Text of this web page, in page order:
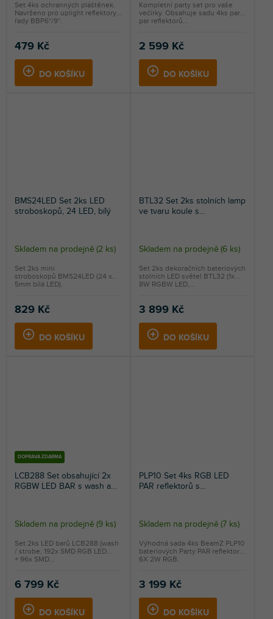
479 Kč
DO KOŠÍKU
Set 4ks ochranných pláštěnek.
Navrženo pro uplight reflektory
řady BBP6*/9*.
2 599 Kč
DO KOŠÍKU
Kompletní party set pro vaše
večírky. Obsahuje sadu 4ks party
par reflektorů...
BMS24LED Set 2ks LED
stroboskopů, 24 LED, bílý
Skladem na prodejně (2 ks)
829 Kč
DO KOŠÍKU
Set 2ks mini
stroboskopů BMS24LED (24 x
5mm bílá LED).
BTL32 Set 2ks stolních lamp
ve tvaru koule s
Skladem na prodejně (6 ks)
3 899 Kč
DO KOŠÍKU
Set 2ks dekoračních bateriových
stolních LED světel BTL32 (1x
8W RGBW LED,...
DOPRAVA ZDARMA
LCB288 Set obsahující 2x
RGBW LED BAR s wash a
Skladem na prodejně (9 ks)
6 799 Kč
DO KOŠÍKU
Set 2ks LED barů LCB288 (wash
/ strobe, 192x SMD RGB LED
+ 96x SMD...
PLP10 Set 4ks RGB LED
PAR reflektorů s
Skladem na prodejně (7 ks)
3 199 Kč
DO KOŠÍKU
Výhodná sada 4ks BeamZ PLP10
bateriových Party PAR reflektorů
6X 2W RGB.